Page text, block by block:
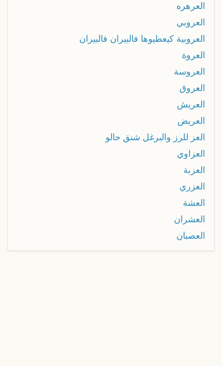
العرهره
العروبي
العروبية كيعطيوها فالبيران فالبيران
العروة
العروسة
العروق
العريش
العريض
العز للرز والبرغل شنق حالو
العزاوي
العزبة
العزري
العشة
العشران
العصبان